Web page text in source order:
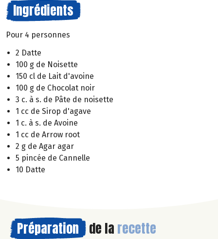
Ingrédients
Pour 4 personnes
2 Datte
100 g de Noisette
150 cl de Lait d'avoine
100 g de Chocolat noir
3 c. à s. de Pâte de noisette
1 cc de Sirop d'agave
1 c. à s. de Avoine
1 cc de Arrow root
2 g de Agar agar
5 pincée de Cannelle
10 Datte
Préparation de la recette